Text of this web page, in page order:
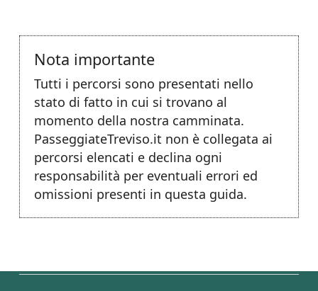
Nota importante
Tutti i percorsi sono presentati nello
stato di fatto in cui si trovano al
momento della nostra camminata.
PasseggiateTreviso.it non è collegata ai
percorsi elencati e declina ogni
responsabilità per eventuali errori ed
omissioni presenti in questa guida.